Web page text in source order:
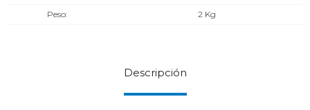
Peso
2 Kg
Descripción